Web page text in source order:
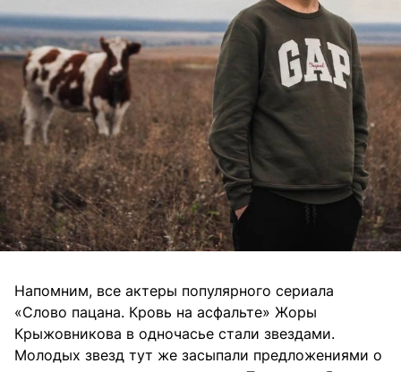
Напомним, все актеры популярного сериала
«Слово пацана. Кровь на асфальте» Жоры
Крыжовникова в одночасье стали звездами.
Молодых звезд тут же засыпали предложениями о